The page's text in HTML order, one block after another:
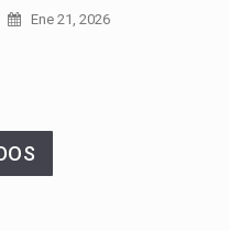
Ene 21, 2026